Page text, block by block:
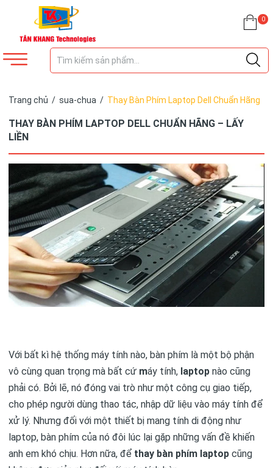
0
Trang chủ / sua-chua / Thay Bàn Phím Laptop Dell Chuẩn Hãng
THAY BÀN PHÍM LAPTOP DELL CHUẨN HÃNG – LẤY
LIỀN
Với bất kì hệ thống máy tính nào, bàn phím là một bộ phận
vô cùng quan trọng mà bất cứ máy tính, laptop nào cũng
phải có. Bởi lẽ, nó đóng vai trò như một công cụ giao tiếp,
cho phép người dùng thao tác, nhập dữ liệu vào máy tính để
xử lý. Nhưng đối với một thiết bị mang tính di động như
laptop, bàn phím của nó đôi lúc lại gặp những vấn đề khiến
anh em khó chịu. Hơn nữa, để thay bàn phím laptop cũng